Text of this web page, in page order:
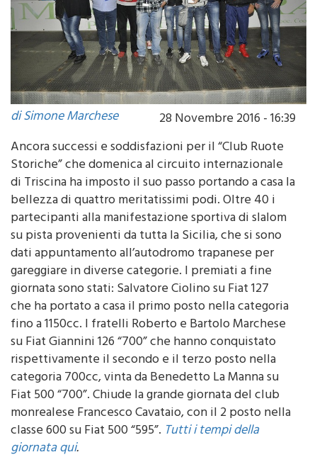
di Simone Marchese
28 Novembre 2016 - 16:39
Ancora successi e soddisfazioni per il “Club Ruote
Storiche” che domenica al circuito internazionale
di Triscina ha imposto il suo passo portando a casa la
bellezza di quattro meritatissimi podi. Oltre 40 i
partecipanti alla manifestazione sportiva di slalom
su pista provenienti da tutta la Sicilia, che si sono
dati appuntamento all’autodromo trapanese per
gareggiare in diverse categorie. I premiati a fine
giornata sono stati: Salvatore Ciolino su Fiat 127
che ha portato a casa il primo posto nella categoria
fino a 1150cc. I fratelli Roberto e Bartolo Marchese
su Fiat Giannini 126 “700” che hanno conquistato
rispettivamente il secondo e il terzo posto nella
categoria 700cc, vinta da Benedetto La Manna su
Fiat 500 “700”. Chiude la grande giornata del club
monrealese Francesco Cavataio, con il 2 posto nella
classe 600 su Fiat 500 “595”. Tutti i tempi della
giornata qui.